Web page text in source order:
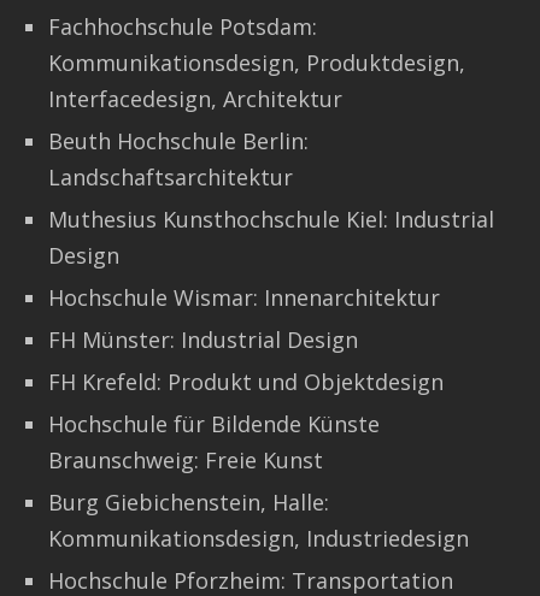
Fachhochschule Potsdam:
Kommunikationsdesign, Produktdesign,
Interfacedesign, Architektur
Beuth Hochschule Berlin:
Landschaftsarchitektur
Muthesius Kunsthochschule Kiel: Industrial
Design
Hochschule Wismar: Innenarchitektur
FH Münster: Industrial Design
FH Krefeld: Produkt und Objektdesign
Hochschule für Bildende Künste
Braunschweig: Freie Kunst
Burg Giebichenstein, Halle:
Kommunikationsdesign, Industriedesign
Hochschule Pforzheim: Transportation